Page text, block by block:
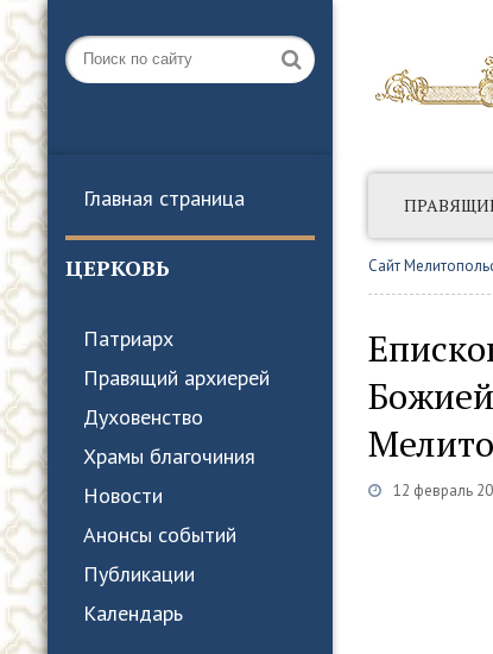
Главная страница
ЦЕРКОВЬ
Патриарх
Правящий архиерей
Духовенство
Храмы благочиния
Новости
Анонсы событий
Публикации
Календарь
АНОНСЫ
Сайт
12 февраль